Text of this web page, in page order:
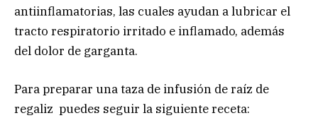
antiinflamatorias, las cuales ayudan a lubricar el
tracto respiratorio irritado e inflamado, además
del dolor de garganta.
Para preparar una taza de infusión de raíz de
regaliz puedes seguir la siguiente receta: